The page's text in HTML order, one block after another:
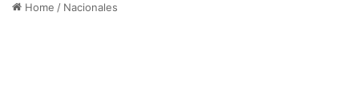
Home / Nacionales